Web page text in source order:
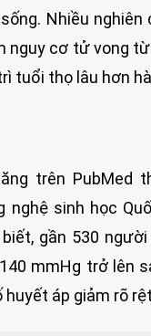
Nhiều
nguy cơ tử vong
tuổi thọ lâu hơn
trên PubMed
nghệ sinh học
gần 530
mmHg trở lên
huyết áp giảm rõ